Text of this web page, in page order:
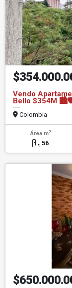
Vendo
Bello $354M
Colombia
Área m2
56